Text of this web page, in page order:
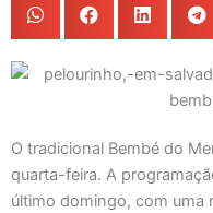
O tradicional Bembé do
quarta-feira. A
último domingo, com uma